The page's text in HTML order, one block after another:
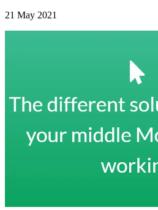
21 May 2021